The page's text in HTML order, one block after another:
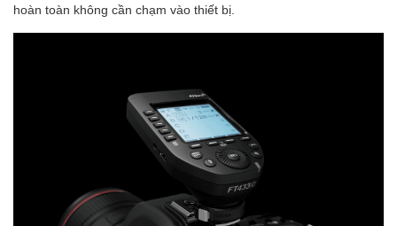
hoàn toàn không cần chạm vào thiết bị.